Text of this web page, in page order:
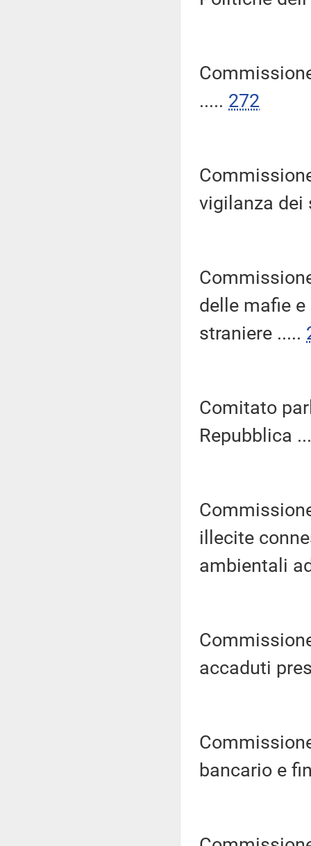
..... 272
vigilanza dei
delle mafie
straniere .....
Comitato
Repubblica
illecite
ambientali
accaduti
bancario e